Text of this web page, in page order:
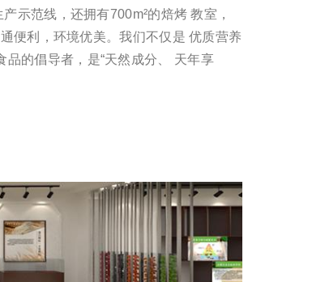
示范线，还拥有700m²的焙烤 教室，
便利，环境优美。我们不仅是 优质营养
的倡导者，是“天然成分、 天年享